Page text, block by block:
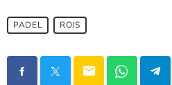
PADEL ROIS
email